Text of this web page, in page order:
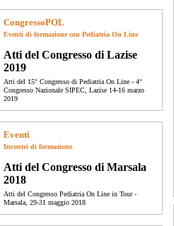
CongressoPOL
Eventi di formazione con Pediatria On Line
Atti del Congresso di Lazise
2019
Atti del 15° Congresso di Pediatria On Line - 4°
Congresso Nazionale SIPEC, Lazise 14-16 marzo
2019
Eventi
Incontri di formazione
Atti del Congresso di Marsala
2018
Atti del Congresso Pediatria On Line in Tour -
Marsala, 29-31 maggio 2018